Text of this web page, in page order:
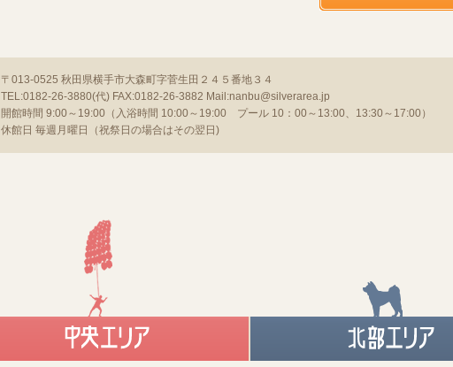
〒013-0525 秋田県横手市大森町字菅生田２４５番地３４
TEL:0182-26-3880(代) FAX:0182-26-3882 Mail:nanbu@silverarea.jp
開館時間 9:00～19:00（入浴時間 10:00～19:00 プール 10：00～13:00、13:30～17:00）
休館日 毎週月曜日（祝祭日の場合はその翌日)